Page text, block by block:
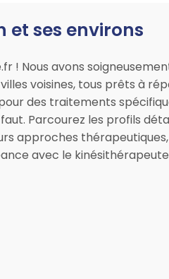
et ses environs
! Nous avons
voisines, tous prêts à
des traitements
Parcourez les profils
approches thérapeutiques,
avec le